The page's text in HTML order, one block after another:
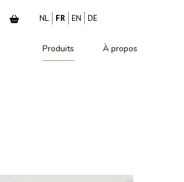
NL FR EN DE
Produits À propos